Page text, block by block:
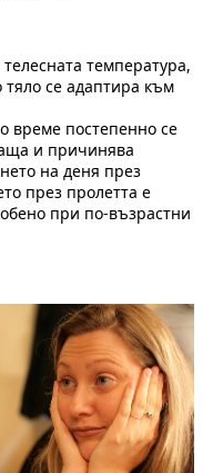
температура,
се адаптира към
време постепенно се
и причинява
на деня през
през пролетта е
при по-възрастни